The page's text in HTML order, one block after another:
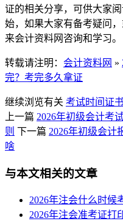
证的相关分享，可供大家
始，如果大家有备考疑问
来会计资料网咨询和学习。
转载请注明： 会计资料网 »
完？考完多久拿证
继续浏览有关 考试时间证
上一篇 2026年初级会计考
则 下一篇 2026年初级会计
啥
与本文相关的文章
2026年注会什么时候
2026年注会准考证打